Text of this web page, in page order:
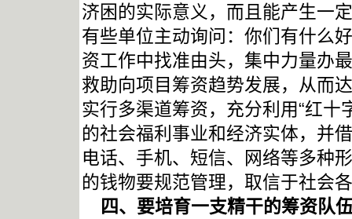
济困的实际意义，而且能产生一
有些单位主动询问：你们有什么
资工作中找准由头，集中力量办
救助向项目筹资趋势发展，从而
实行多渠道筹资，充分利用“红十
的社会福利事业和经济实体，并
电话、手机、短信、网络等多种
的钱物要规范管理，取信于社会
四、要培育一支精干的筹资队